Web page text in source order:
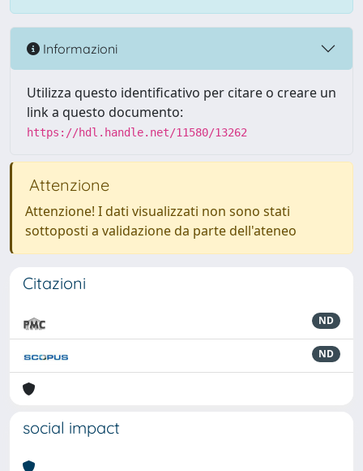
Informazioni
Utilizza questo identificativo per citare o creare un
link a questo documento:
https://hdl.handle.net/11580/13262
Attenzione
Attenzione! I dati visualizzati non sono stati
sottoposti a validazione da parte dell'ateneo
Citazioni
ND
ND
social impact